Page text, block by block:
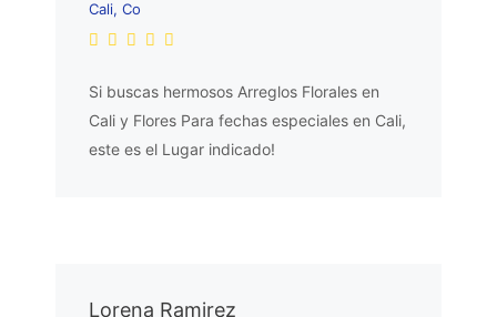
Cali, Co
Si buscas hermosos Arreglos Florales en
Cali y Flores Para fechas especiales en Cali,
este es el Lugar indicado!
Lorena Ramirez